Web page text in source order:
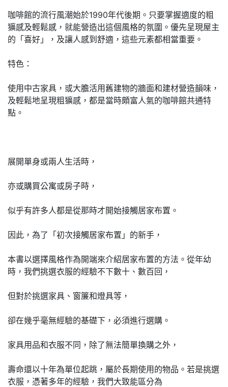
咖啡館的流行風潮始於1990年代後期。只要掌握適度的粗
獷感及輕鬆感，就能營造出這個風格的氛圍。優先呈現屋主
的「喜好」，及讓人感到舒適，這些元素都相當重要。
特色：
使用中古家具，或大膽活用舊建物的牆面和建材營造韻味，
及輕鬆地呈現粗獷感，都是當時頗富人氣的咖啡館共通特
點。
展開單身或兩人生活時，
亦或購買公寓或房子時，
似乎有許多人都是從那時才開始接觸居家布置。
因此，為了「初次接觸居家布置」的新手，
本書以選擇風格作為開端來介紹居家布置的方法。從年幼
時，我們挑選衣服的經驗不下數十、數百回，
但對於挑選家具、窗簾和燈具等，
卻在幾乎毫無經驗的基礎下，必須進行選購。
家具用品和衣服不同，除了無法簡單換購之外，
壽命還以十年為單位起跳，屬於長期使用的物品。若是挑選
衣服，憑著多年的經驗，我們大致能區分為